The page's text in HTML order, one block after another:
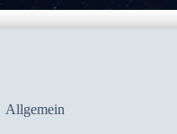
Allgemein